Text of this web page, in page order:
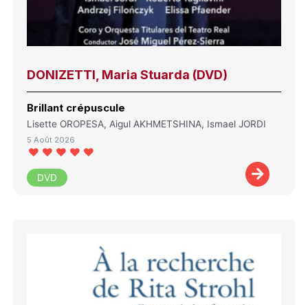
DONIZETTI, Maria Stuarda (DVD)
Brillant crépuscule
Lisette OROPESA, Aigul AKHMETSHINA, Ismael JORDI
5 Août 2026
DVD